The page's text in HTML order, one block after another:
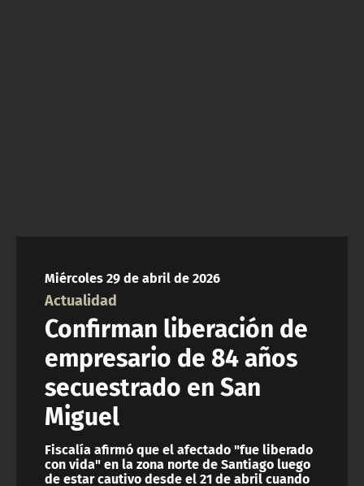
Miércoles 29 de abril de 2026
Actualidad
Confirman liberación de
empresario de 84 años
secuestrado en San
Miguel
Fiscalía afirmó que el afectado "fue liberado
con vida" en la zona norte de Santiago luego
de estar cautivo desde el 21 de abril cuando